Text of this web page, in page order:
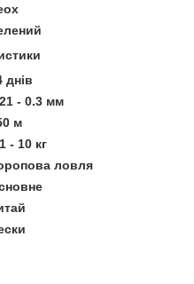
днів
- 0.3 мм
м
- 10 кг
ловля